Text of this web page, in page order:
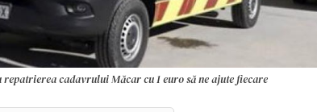
cadavrului Măcar cu 1 euro să ne ajute fiecare